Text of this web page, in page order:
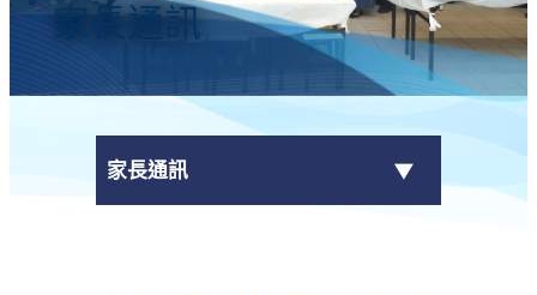
家長通訊
家長通訊